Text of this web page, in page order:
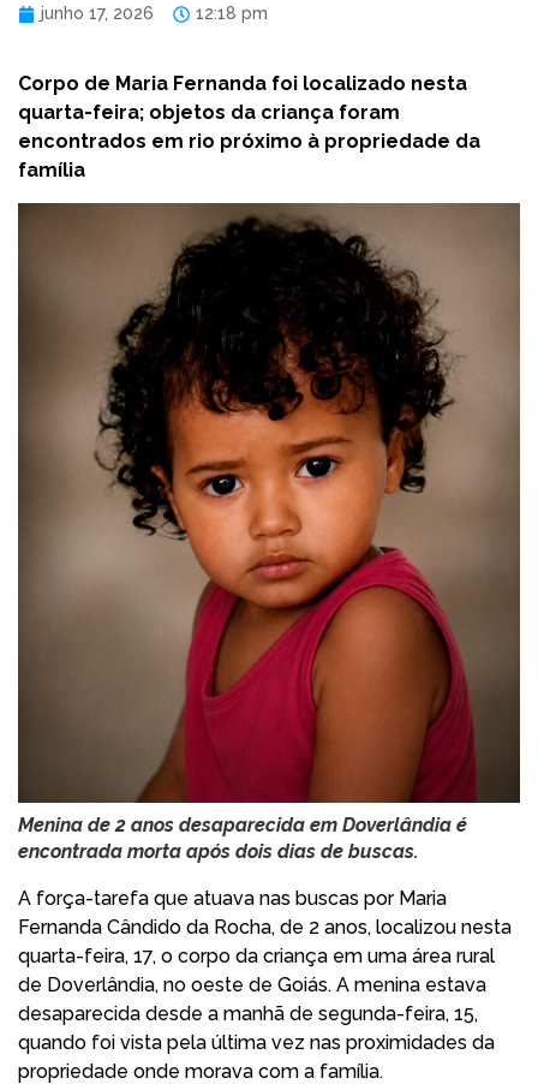
junho 17, 2026 12:18 pm
Corpo de Maria Fernanda foi localizado nesta
quarta-feira; objetos da criança foram
encontrados em rio próximo à propriedade da
família
Menina de 2 anos desaparecida em Doverlândia é
encontrada morta após dois dias de buscas.
A força-tarefa que atuava nas buscas por Maria
Fernanda Cândido da Rocha, de 2 anos, localizou nesta
quarta-feira, 17, o corpo da criança em uma área rural
de Doverlândia, no oeste de Goiás. A menina estava
desaparecida desde a manhã de segunda-feira, 15,
quando foi vista pela última vez nas proximidades da
propriedade onde morava com a família.